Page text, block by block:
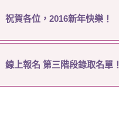
祝賀各位，2016新年快樂！
線上報名 第三階段錄取名單！